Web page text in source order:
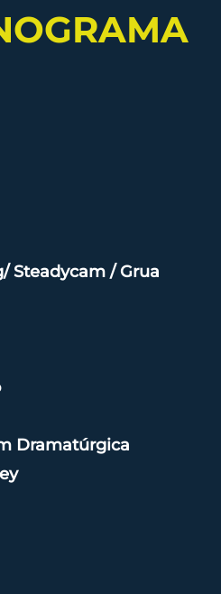
Steadycam / Grua
Dramatúrgica